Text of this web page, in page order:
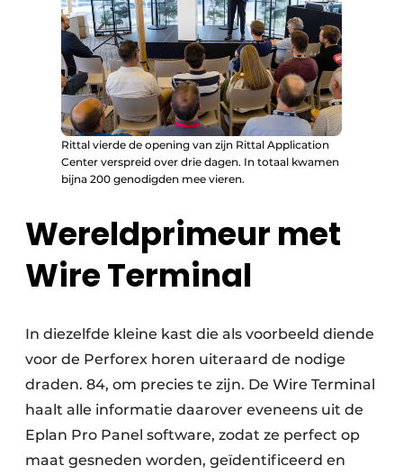
Rittal vierde de opening van zijn Rittal Application
Center verspreid over drie dagen. In totaal kwamen
bijna 200 genodigden mee vieren.
Wereldprimeur met
Wire Terminal
In diezelfde kleine kast die als voorbeeld diende
voor de Perforex horen uiteraard de nodige
draden. 84, om precies te zijn. De Wire Terminal
haalt alle informatie daarover eveneens uit de
Eplan Pro Panel software, zodat ze perfect op
maat gesneden worden, geïdentificeerd en